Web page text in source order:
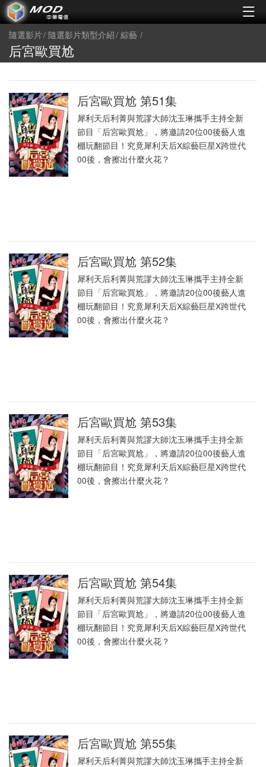
隨選影片 隨選影片類型介紹 綜藝
后宮歐買尬
后宮歐買尬 第51集
犀利天后利菁與荒謬大師沈玉琳攜手主持全新
節目「后宮歐買尬」，將邀請20位00後藝人進
棚玩翻節目！究竟犀利天后X綜藝巨星X跨世代
00後，會擦出什麼火花？
后宮歐買尬 第52集
犀利天后利菁與荒謬大師沈玉琳攜手主持全新
節目「后宮歐買尬」，將邀請20位00後藝人進
棚玩翻節目！究竟犀利天后X綜藝巨星X跨世代
00後，會擦出什麼火花？
后宮歐買尬 第53集
犀利天后利菁與荒謬大師沈玉琳攜手主持全新
節目「后宮歐買尬」，將邀請20位00後藝人進
棚玩翻節目！究竟犀利天后X綜藝巨星X跨世代
00後，會擦出什麼火花？
后宮歐買尬 第54集
犀利天后利菁與荒謬大師沈玉琳攜手主持全新
節目「后宮歐買尬」，將邀請20位00後藝人進
棚玩翻節目！究竟犀利天后X綜藝巨星X跨世代
00後，會擦出什麼火花？
后宮歐買尬 第55集
犀利天后利菁與荒謬大師沈玉琳攜手主持全新